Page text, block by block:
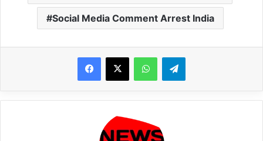
Social Media Comment Arrest India
WhatsAppTelegram